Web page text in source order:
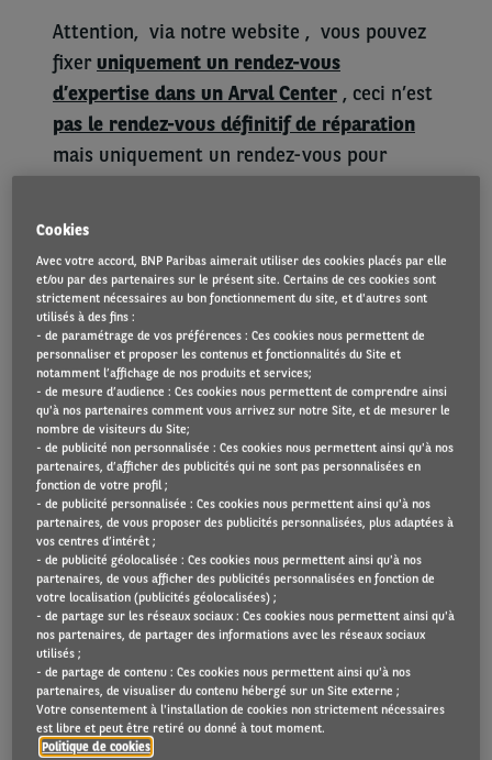
Attention, via notre website , vous pouvez
fixeruniquement un rendez-vous
d’expertise dans un Arval Center , ceci n’est
pas le rendez-vous définitif de réparation
mais uniquement un rendez-vous pour
Un véhicule de remplacement n’est pas
prévu durant cette expertise qui prend
maximum 15 minutes.
Renvoyez-nous le constat à l’amiable
dûment complété (recto/verso) et signé avec
la partie adverse et accompagné, si
nécessaire, du procès-verbal de police dans
les 48h.
Si aucune autre partie n’est impliquée dans
l’accident, vous pouvez déclarer le sinistre
par voie électronique via votre accès My
Arval surwww.myarval.comou via
l’application My Arval Mobile.
Selon votre contrat, un véhicule de
remplacement sera également mis à votre
Cookies
Avec votre accord, BNP Paribas aimerait utiliser des cookies placés par elle
et/ou par des partenaires sur le présent site. Certains de ces cookies sont
strictement nécessaires au bon fonctionnement du site, et d'autres sont
utilisés à des fins :
- de paramétrage de vos préférences : Ces cookies nous permettent de
personnaliser et proposer les contenus et fonctionnalités du Site et
notamment l’affichage de nos produits et services;
- de mesure d’audience : Ces cookies nous permettent de comprendre ainsi
qu'à nos partenaires comment vous arrivez sur notre Site, et de mesurer le
nombre de visiteurs du Site;
- de publicité non personnalisée : Ces cookies nous permettent ainsi qu'à nos
partenaires, d’afficher des publicités qui ne sont pas personnalisées en
fonction de votre profil ;
- de publicité personnalisée : Ces cookies nous permettent ainsi qu'à nos
partenaires, de vous proposer des publicités personnalisées, plus adaptées à
vos centres d’intérêt ;
- de publicité géolocalisée : Ces cookies nous permettent ainsi qu'à nos
partenaires, de vous afficher des publicités personnalisées en fonction de
votre localisation (publicités géolocalisées) ;
- de partage sur les réseaux sociaux : Ces cookies nous permettent ainsi qu'à
nos partenaires, de partager des informations avec les réseaux sociaux
utilisés ;
- de partage de contenu : Ces cookies nous permettent ainsi qu'à nos
partenaires, de visualiser du contenu hébergé sur un Site externe ;
Votre consentement à l'installation de cookies non strictement nécessaires
est libre et peut être retiré ou donné à tout moment.
Politique de cookies